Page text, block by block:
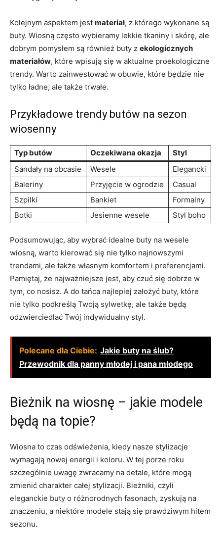
Kolejnym aspektem jest materiał, z którego wykonane są
buty. Wiosną często wybieramy lekkie tkaniny i skórę, ale
dobrym pomysłem są również buty z ekologicznych
materiałów, które wpisują się w aktualne proekologiczne
trendy. Warto zainwestować w obuwie, które będzie nie
tylko ładne, ale także trwałe.
Przykładowe trendy butów na sezon
wiosenny
Typ butów Oczekiwana okazja
Styl
Sandały na obcasie
Wesele
Elegancki
Baleriny
Przyjęcie w ogrodzie
Casual
Szpilki
Bankiet
Formalny
Botki
Jesienne wesele Styl boho
Podsumowując, aby wybrać idealne buty na wesele
wiosną, warto kierować się nie tylko najnowszymi
trendami, ale także własnym komfortem i preferencjami.
Pamiętaj, że najważniejsze jest, aby czuć się dobrze w
tym, co nosisz. A do tańca najlepiej założyć buty, które
nie tylko podkreślą Twoją sylwetkę, ale także będą
odzwierciedlać Twój indywidualny styl.
Polecane dla Ciebie: Jakie buty na ślub?
Przewodnik dla panny młodej i pana młodego
Bieżnik na wiosnę – jakie modele
będą na topie?
Wiosna to czas odświeżenia, kiedy nasze stylizacje
wymagają nowej energii i koloru. W tej porze roku
szczególnie uwagę zwracamy na detale, które mogą
zmienić charakter całej stylizacji. Bieżniki, czyli
eleganckie buty o różnorodnych fasonach, zyskują na
znaczeniu, a niektóre modele stają się prawdziwym hitem
sezonu.